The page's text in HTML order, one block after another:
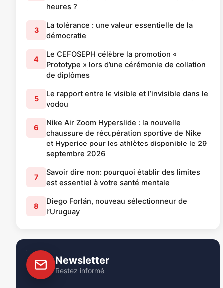
heures ?
3
La tolérance : une valeur essentielle de la
démocratie
4
Le CEFOSEPH célèbre la promotion «
Prototype » lors d’une cérémonie de collation
de diplômes
5
Le rapport entre le visible et l’invisible dans le
vodou
6
Nike Air Zoom Hyperslide : la nouvelle
chaussure de récupération sportive de Nike
et Hyperice pour les athlètes disponible le 29
septembre 2026
7
Savoir dire non: pourquoi établir des limites
est essentiel à votre santé mentale
8
Diego Forlán, nouveau sélectionneur de
l’Uruguay
Newsletter
Restez informé